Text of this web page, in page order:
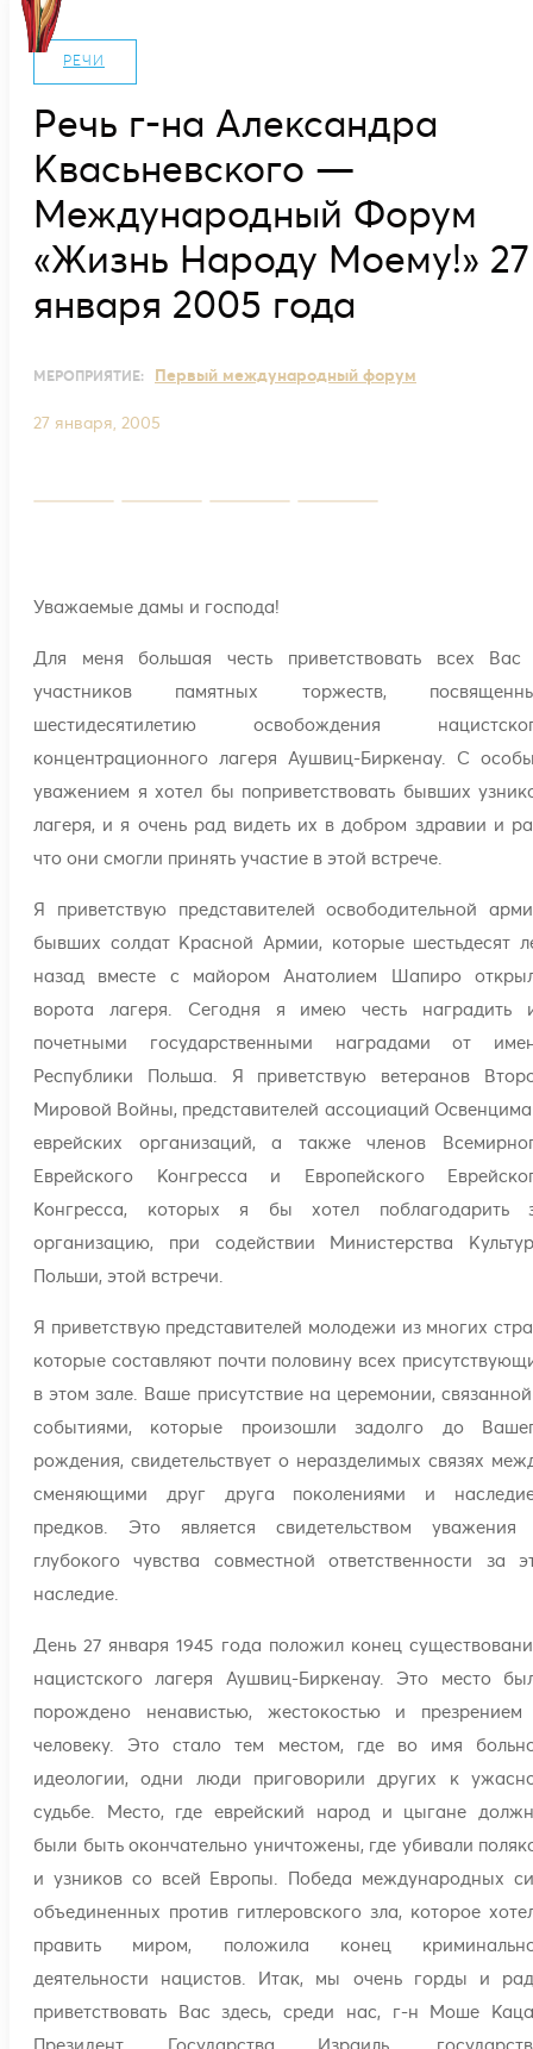
РЕЧИ
Речь г-на Александра
Квасьневского —
Международный Форум
«Жизнь Народу Моему!» 27
января 2005 года
МЕРОПРИЯТИЕ: Первый международный форум
27 января, 2005
Уважаемые дамы и господа!
Для меня большая честь приветствовать всех
участников памятных торжеств,
шестидесятилетию освобождения
концентрационного лагеря Аушвиц-Биркенау. С
уважением я хотел бы поприветствовать бывших
лагеря, и я очень рад видеть их в добром здравии и
что они смогли принять участие в этой встрече.
Я приветствую представителей освободительной
бывших солдат Красной Армии, которые шестьдесят
назад вместе с майором Анатолием Шапиро
ворота лагеря. Сегодня я имею честь наградить
почетными государственными наградами от
Республики Польша. Я приветствую ветеранов
Мировой Войны, представителей ассоциаций
еврейских организаций, а также членов
Еврейского Конгресса и Европейского
Конгресса, которых я бы хотел поблагодарить
организацию, при содействии Министерства
Польши, этой встречи.
Я приветствую представителей молодежи из многих
которые составляют почти половину всех
в этом зале. Ваше присутствие на церемонии,
событиями, которые произошли задолго до
рождения, свидетельствует о неразделимых связях
сменяющими друг друга поколениями и
предков. Это является свидетельством
глубокого чувства совместной ответственности за
наследие.
День 27 января 1945 года положил конец
нацистского лагеря Аушвиц-Биркенау. Это место
порождено ненавистью, жестокостью и
человеку. Это стало тем местом, где во имя
идеологии, одни люди приговорили других к
судьбе. Место, где еврейский народ и цыгане
были быть окончательно уничтожены, где убивали
и узников со всей Европы. Победа международных
объединенных против гитлеровского зла, которое
править миром, положила конец
деятельности нацистов. Итак, мы очень горды и
приветствовать Вас здесь, среди нас, г-н Моше